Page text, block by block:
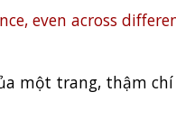
even across
một trang, thậm